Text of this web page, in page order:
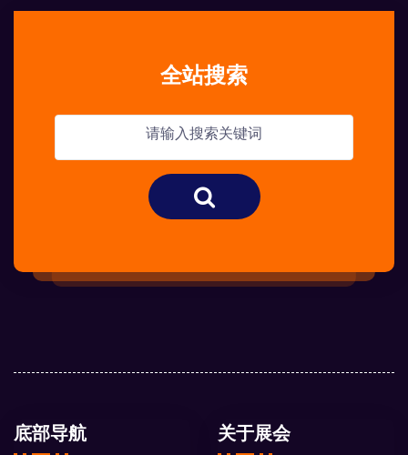
全站搜索
底部导航 关于展会